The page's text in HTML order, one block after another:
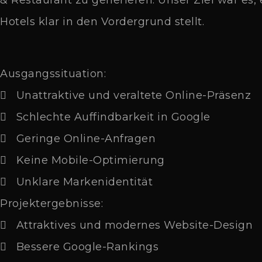
Hotels klar in den Vordergrund stellt.
Ausgangssituation:
Unattraktive und veraltete Online-Präsenz
Schlechte Auffindbarkeit in Google
Geringe Online-Anfragen
Keine Mobile-Optimierung
Unklare Markenidentität
Projektergebnisse:
Attraktives und modernes Website-Design
Bessere Google-Rankings